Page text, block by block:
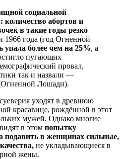
социальной
абортов и
в такие годы резко
года (год Огненной
упала более чем на 25%, а
пугающих
провал,
так и назвали —
Лошади).
уходят в древнюю
красавице, рождённой в этот
мужей. Однако многие
в этом попытку
подавить в женщинах сильные,
не укладывающиеся в
жены.